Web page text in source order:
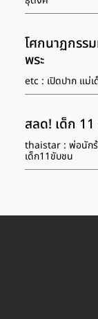
โศกนาฏกรร
พระ
etc : เปิดปาก แม่
สลด! เด็ก
thaistar : พ่อนัก
เด็ก11ขับชน